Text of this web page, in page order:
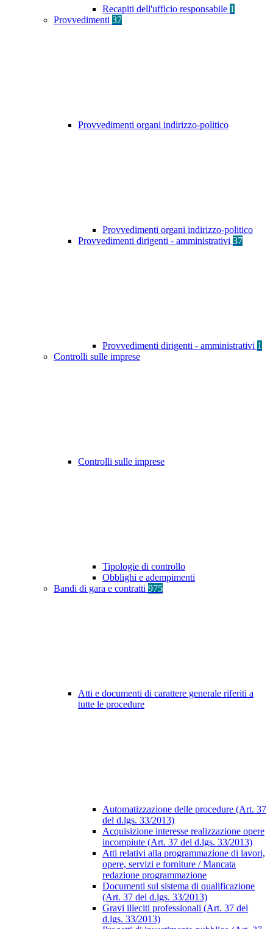
Recapiti dell'ufficio responsabile 1
Provvedimenti 37
Provvedimenti organi indirizzo-politico
Provvedimenti organi indirizzo-politico
Provvedimenti dirigenti - amministrativi 37
Provvedimenti dirigenti - amministrativi 1
Controlli sulle imprese
Controlli sulle imprese
Tipologie di controllo
Obblighi e adempimenti
Bandi di gara e contratti 975
Atti e documenti di carattere generale riferiti a
tutte le procedure
Automatizzazione delle procedure (Art. 37
del d.lgs. 33/2013)
Acquisizione interesse realizzazione opere
incompiute (Art. 37 del d.lgs. 33/2013)
Atti relativi alla programmazione di lavori,
opere, servizi e forniture / Mancata
redazione programmazione
Documenti sul sistema di qualificazione
(Art. 37 del d.lgs. 33/2013)
Gravi illeciti professionali (Art. 37 del
d.lgs. 33/2013)